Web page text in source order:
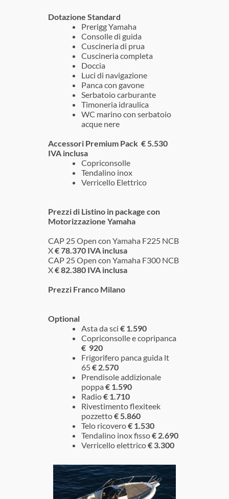
Dotazione Standard
Prerigg Yamaha
Consolle di guida
Cuscineria di prua
Cuscineria completa
Doccia
Luci di navigazione
Panca con gavone
Serbatoio carburante
Timoneria idraulica
WC marino con serbatoio
acque nere
Accessori Premium Pack € 5.530
IVA inclusa
Copriconsolle
Tendalino inox
Verricello Elettrico
Prezzi di Listino in package con
Motorizzazione Yamaha
CAP 25 Open con Yamaha F225 NCB
X€ 78.370 IVA inclusa
CAP 25 Open con Yamaha F300 NCB
X€ 82.380 IVA inclusa
Prezzi Franco Milano
Optional
Asta da sci € 1.590
Copriconsolle e copripanca
€ 920
Frigorifero panca guida lt
65€ 2.570
Prendisole addizionale
poppa € 1.590
Radio€ 1.710
Rivestimento flexiteek
pozzetto€ 5.860
Telo ricovero€ 1.530
Tendalino inox fisso€ 2.690
Verricello elettrico€ 3.300